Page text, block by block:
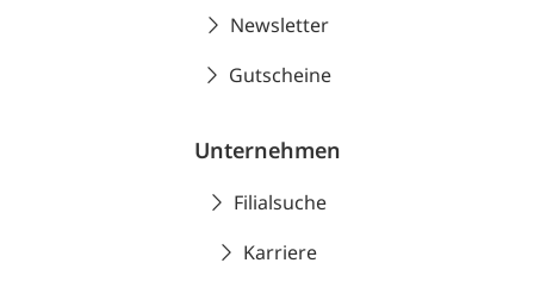
Newsletter
Gutscheine
Unternehmen
Filialsuche
Karriere